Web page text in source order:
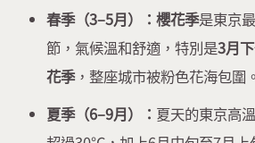
春季（3–5月）：櫻花季是東京
節，氣候溫和舒適，特別是3月
花季，整座城市被粉色花海包圍。
夏季（6–9月）： 夏天的東京高